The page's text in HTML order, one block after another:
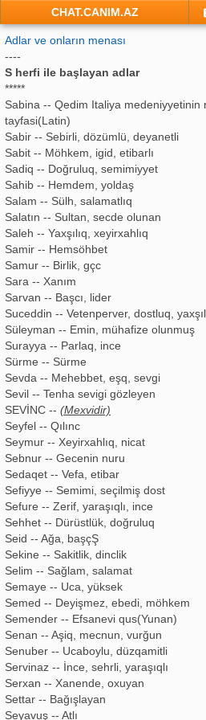
CHAT.CANIM.AZ
Adlar ve onların menası
----
S herfi ile başlayan adlar
*****
Sabina -- Qedim Italiya medeniyyetinin
tayfasi(Latin)
Sabir -- Sebirli, dözümlü, deyanetli
Sabit -- Möhkem, igid, etibarlı
Sadiq -- Doğruluq, semimiyyet
Sahib -- Hemdem, yoldaş
Salam -- Sülh, salamatlıq
Salatın -- Sultan, secde olunan
Saleh -- Yaxşılıq, xeyirxahlıq
Samir -- Hemsöhbet
Samur -- Birlik, gçc
Sara -- Xanım
Sarvan -- Başcı, lider
Suceddin -- Vetenperver, dostluq,
Süleyman -- Emin, mühafize olunmuş
Surayya -- Parlaq, ince
Sürme -- Sürme
Sevda -- Mehebbet, eşq, sevgi
Sevil -- Tenha sevigi gözleyen
SEVİNC -- (Mexvidir)
Seyfel -- Qılınc
Seymur -- Xeyirxahlıq, nicat
Sebnur -- Gecenin nuru
Sedaqet -- Vefa, etibar
Sefiyye -- Semimi, seçilmiş dost
Sefure -- Zerif, yaraşıqlı, ince
Sehhet -- Dürüstlük, doğruluq
Seid -- Ağa, başçŞ
Sekine -- Sakitlik, dinclik
Selim -- Sağlam, salamat
Semaye -- Uca, yüksek
Semed -- Deyişmez, ebedi, möhkem
Semender -- Efsanevi qus(Yunan)
Senan -- Aşiq, mecnun, vurğun
Senuber -- Ucaboylu, düzqamitli
Servinaz -- İnce, sehrli, yaraşıqlı
Serxan -- Xanende, oxuyan
Settar -- Bağışlayan
Seyavuş -- Atlı